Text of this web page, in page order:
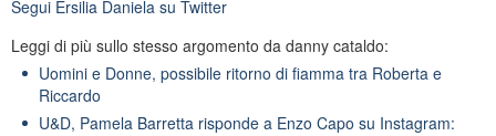
Segui Ersilia Daniela su Twitter
Leggi di più sullo stesso argomento da danny cataldo:
Uomini e Donne, possibile ritorno di fiamma tra Roberta e
Riccardo
U&D, Pamela Barretta risponde a Enzo Capo su Instagram: